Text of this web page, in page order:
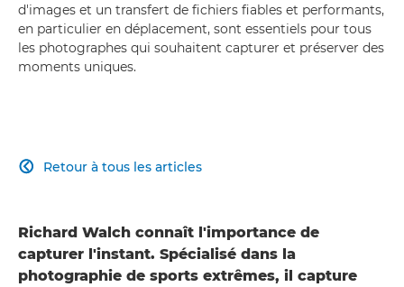
d'images et un transfert de fichiers fiables et performants,
en particulier en déplacement, sont essentiels pour tous
les photographes qui souhaitent capturer et préserver des
moments uniques.
Retour à tous les articles

Richard Walch connaît l'importance de
capturer l'instant. Spécialisé dans la
photographie de sports extrêmes, il capture